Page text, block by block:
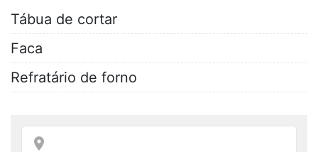
Tábua de cortar
Faca
Refratário de forno